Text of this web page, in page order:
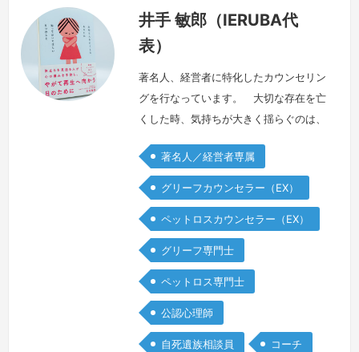
井手 敏郎（IERUBA代
表）
著名人、経営者に特化したカウンセリン
グを行なっています。 大切な存在を亡
くした時、気持ちが大きく揺らぐのは、
ん。しかしながら、自分の役割ゆえ、弱
音が吐けず、本音が言えないということ
も少なくありません。 メディアで名前
が知られる方や企業を代表される方のお
悩みをお聴きする中で、公の場で前向き
に振る舞う前に、安全な環境でありのま
まの気持ちを表現できる機会の大切さを
感じて… 続きを見る »
著名人／経営者専属
グリーフカウンセラー（EX）
ペットロスカウンセラー（EX）
グリーフ専門士
ペットロス専門士
公認心理師
自死遺族相談員 コーチ